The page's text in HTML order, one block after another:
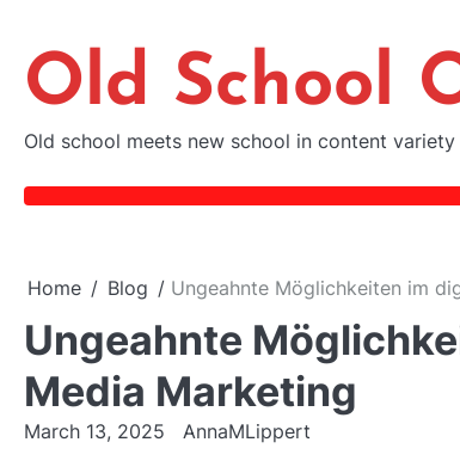
content
Old School
Old school meets new school in content variety
Home Blog Ungeahnte Möglichkeiten im
Ungeahnte
Media Marketing
March 13, 2025 AnnaMLippert